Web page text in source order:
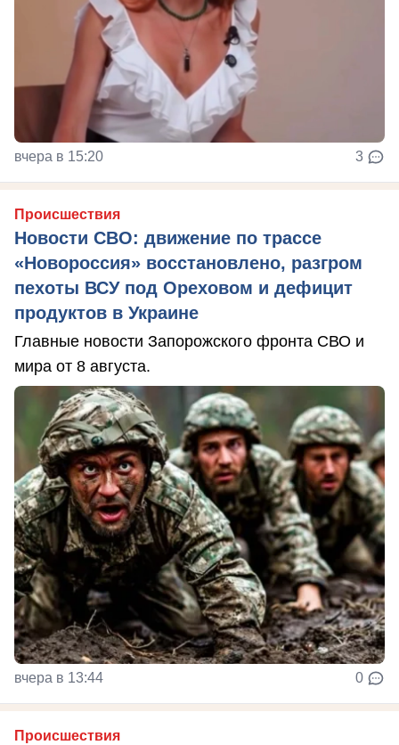
вчера в 15:20 3
Происшествия
Новости СВО: движение по трассе
«Новороссия» восстановлено, разгром
пехоты ВСУ под Ореховом и дефицит
продуктов в Украине
Главные новости Запорожского фронта СВО и
мира от 8 августа.
вчера в 13:44 0
Происшествия